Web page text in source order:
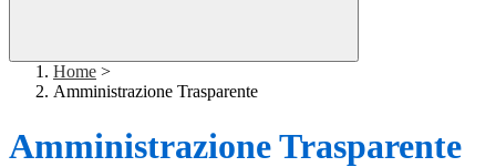
Home >
Amministrazione Trasparente
Amministrazione Trasparente